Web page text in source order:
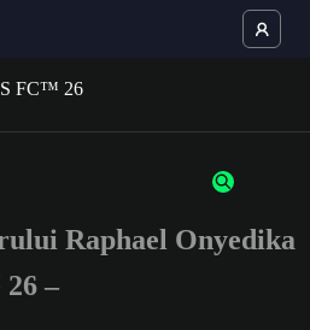
of 3 characters or numbers
Raphael Onyedika
–